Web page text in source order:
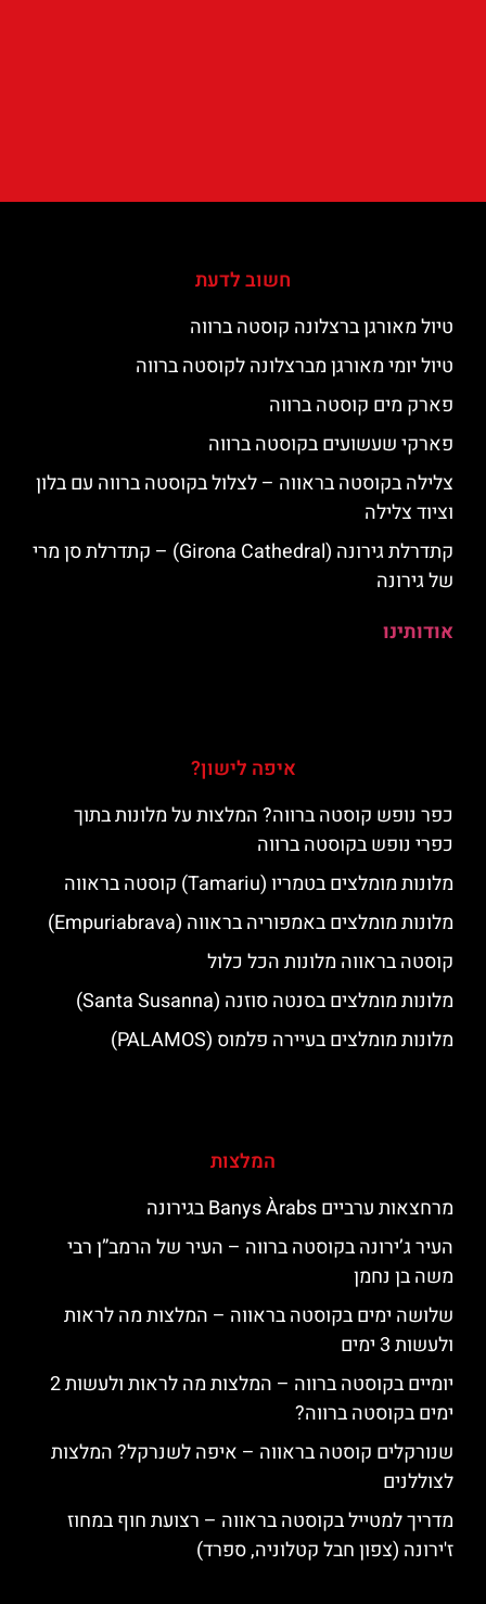
חשוב לדעת
טיול מאורגן ברצלונה קוסטה ברווה
טיול יומי מאורגן מברצלונה לקוסטה ברווה
פארק מים קוסטה ברווה
פארקי שעשועים בקוסטה ברווה
צלילה בקוסטה בראווה – לצלול בקוסטה ברווה עם בלון
וציוד צלילה
קתדרלת גירונה (Girona Cathedral) – קתדרלת סן מרי
של גירונה
אודותינו
איפה לישון?
כפר נופש קוסטה ברווה? המלצות על מלונות בתוך
כפרי נופש בקוסטה ברווה
מלונות מומלצים בטמריו (Tamariu) קוסטה בראווה
מלונות מומלצים באמפוריה בראווה (Empuriabrava)
קוסטה בראווה מלונות הכל כלול
מלונות מומלצים בסנטה סוזנה (Santa Susanna)
מלונות מומלצים בעיירה פלמוס (PALAMOS)
המלצות
מרחצאות ערביים Banys Àrabs בגירונה
העיר ג’ירונה בקוסטה ברווה – העיר של הרמב”ן רבי
משה בן נחמן
שלושה ימים בקוסטה בראווה – המלצות מה לראות
ולעשות 3 ימים
יומיים בקוסטה ברווה – המלצות מה לראות ולעשות 2
ימים בקוסטה ברווה?
שנורקלים קוסטה בראווה – איפה לשנרקל? המלצות
לצוללנים
מדריך למטייל בקוסטה בראווה – רצועת חוף במחוז
ז'ירונה (צפון חבל קטלוניה, ספרד)